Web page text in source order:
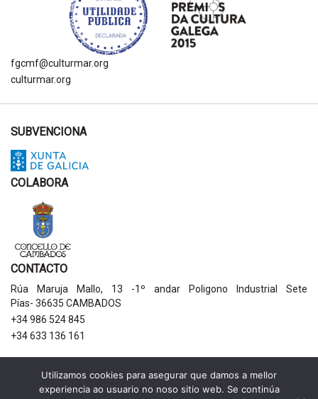
fgcmf@culturmar.org
culturmar.org
SUBVENCIONA
COLABORA
CONTACTO
Rúa Maruja Mallo, 13 -1º andar Poligono Industrial Sete
Pías- 36635 CAMBADOS
+34 986 524 845
+34 633 136 161
AVISOS LEGAIS
Política de privacidade
Utilizamos cookies para asegurar que damos a mellor
experiencia ao usuario no noso sitio web. Se continúa